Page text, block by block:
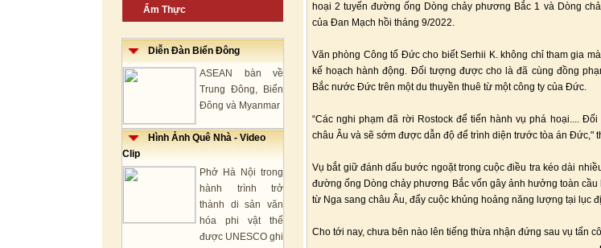
Ẩm Thực
Diễn Đàn Biển Đông
ASEAN bàn về
Trung Đông, Biển
Đông và Myanmar
Hình Ảnh Quê Nhà - Video
Clip
Phở Hà Nội trong
hành trình trở
thành di sản văn
hóa phi vật thể
được UNESCO ghi
hoại 2 tuyến đường ống Dòng chảy phương Bắc 1 và Dòng
của Đan Mạch hồi tháng 9/2022.
Văn phòng Công tố Đức cho biết Serhii K. không chỉ tham gia
kế hoạch hành động. Đối tượng được cho là đã cùng đồng
Bắc nước Đức trên một du thuyền thuê từ một công ty của Đức.
“Các nghi phạm đã rời Rostock để tiến hành vụ phá hoại....
châu Âu và sẽ sớm được dẫn độ để trình diện trước tòa án Đức,"
Vụ bắt giữ đánh dấu bước ngoặt trong cuộc điều tra kéo dài
đường ống Dòng chảy phương Bắc vốn gây ảnh hưởng toàn cầu
từ Nga sang châu Âu, đẩy cuộc khủng hoảng năng lượng tại lục
Cho tới nay, chưa bên nào lên tiếng thừa nhận đứng sau vụ tấn